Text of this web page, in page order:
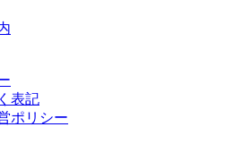
表記
ポリシー